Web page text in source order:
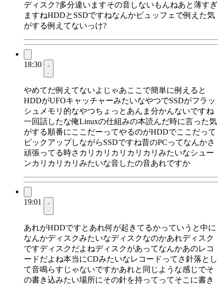
ディスク?多分違いますその音しないもんねあと薄すぎ
ますねHDDとSSDですねなんかビュッフェで例えた気
がする例えてないっけ?
18:30
やめてだ例えてないよじゃあここで簡単に例えると
HDDがUFOキャッチャーみたいなやつでSSDがフラッ
シュメモリ的なやつちょっとあんま分かんないですね
一回話したな俺Linuxの仕組みの本読んだ時に言った気
がする順番にここだーってやるのがHDDでここだって
ピックアップしながらSSDですね昔のPCってなんかさ
頑張ってる時さカリカリカリカリカリみたいなシュー
ンカリカリカリみたいな音したの音あれですか
19:01
あれがHDDですとあれ何が起きてるかっていうと中に
なんかディスクみたいなディスクなのかあれディスク
ですディスクだよねディスクがあってなんかあのレコ
ードだよね本当にCDみたいなレコードってさ針落とし
て音鳴らすじゃないですかあれと同じような感じでそ
の書き込みたい場所にその針を持ってってそこに書き